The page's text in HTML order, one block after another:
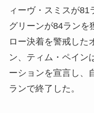
ィーヴ・スミスが81
グリーンが84ランを
ロー決着を警戒した
ン、ティム・ペイン
ーションを宣言し、
ランで終了した。